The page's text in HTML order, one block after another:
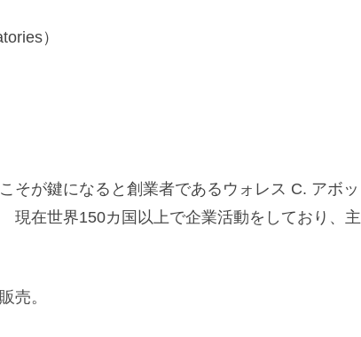
）
そが鍵になると創業者であるウォレス C. アボッ
現在世界150カ国以上で企業活動をしており、主
売。